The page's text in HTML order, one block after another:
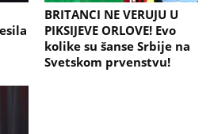
BRITANCI NE VERUJU U
PIKSIJEVE ORLOVE! Evo
kolike su šanse Srbije na
Svetskom prvenstvu!